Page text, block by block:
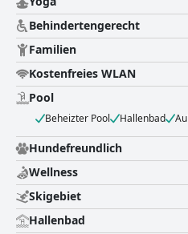
Behindertengerecht
Familien
Kostenfreies WLAN
Pool
Beheizter Pool Hallenbad
Hundefreundlich
Wellness
Skigebiet
Hallenbad